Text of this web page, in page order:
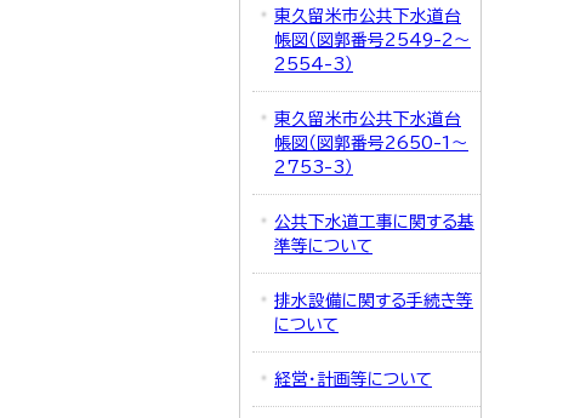
東久留米市公共下水道台
帳図（図郭番号2549-2～
2554-3）
東久留米市公共下水道台
帳図（図郭番号2650-1～
2753-3）
公共下水道工事に関する基
準等について
排水設備に関する手続き等
について
経営・計画等について